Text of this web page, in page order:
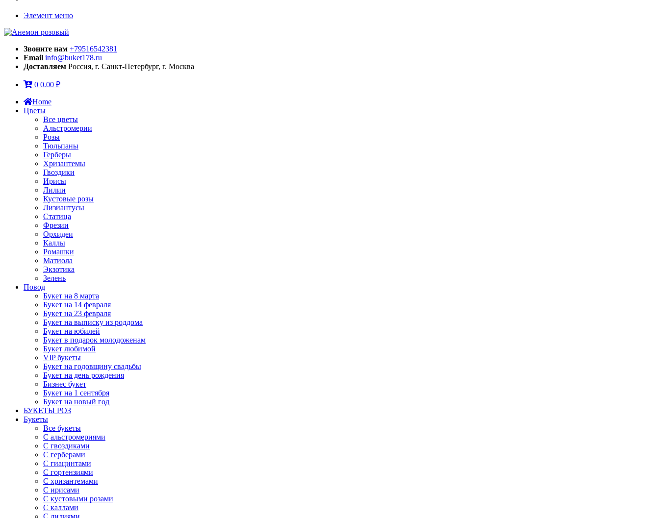
Элемент меню
Звоните нам +79516542381
Email info@buket178.ru
Доставляем Россия, г. Санкт-Петербург, г. Москва
0 0.00 ₽
Home
Цветы
Все цветы
Альстромерии
Розы
Тюльпаны
Герберы
Хризантемы
Гвоздики
Ирисы
Лилии
Кустовые розы
Лизиантусы
Статица
Фрезии
Орхидеи
Каллы
Ромашки
Матиола
Экзотика
Зелень
Повод
Букет на 8 марта
Букет на 14 февраля
Букет на 23 февраля
Букет на выписку из роддома
Букет на юбилей
Букет в подарок молодоженам
Букет любимой
VIP букеты
Букет на годовщину свадьбы
Букет на день рождения
Бизнес букет
Букет на 1 сентября
Букет на новый год
БУКЕТЫ РОЗ
Букеты
Все букеты
С альстромериями
С гвоздиками
С герберами
С гиацинтами
С гортензиями
С хризантемами
С ирисами
С кустовыми розами
С каллами
С лилиями